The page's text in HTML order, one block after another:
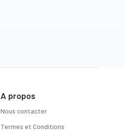
A propos
Nous contacter
Termes et Conditions